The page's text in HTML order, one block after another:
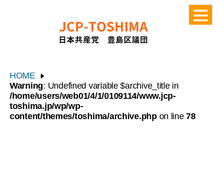
HOME
Warning: Undefined variable $archive_title in
/home/users/web01/4/1/0109114/www.jcp-
toshima.jp/wp/wp-
content/themes/toshima/archive.phpon line78